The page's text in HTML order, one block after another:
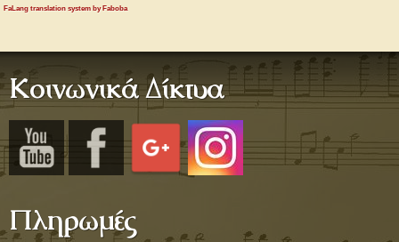
FaLang translation system by Faboba
Κοινωνικά Δίκτυα
Πληρωμές